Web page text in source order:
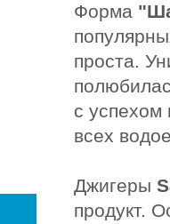
Форма
проста.
с успехом
всех
Джигеры
продукт.